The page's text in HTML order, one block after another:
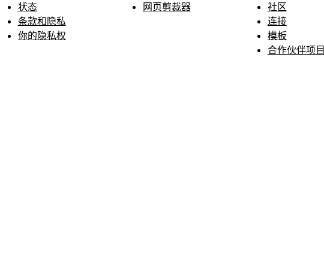
状态
条款和隐私
你的隐私权
网页剪裁器
社区
连接
模板
合作伙伴项目